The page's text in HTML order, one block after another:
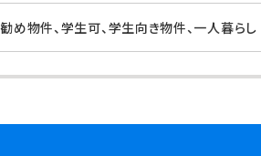
め物件、学生可、学生向き物件、一人暮らし